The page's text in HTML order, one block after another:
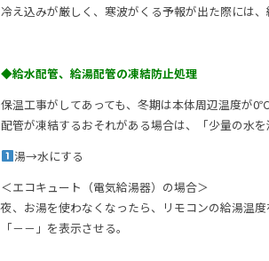
冷え込みが厳しく、寒波がくる予報が出た際には
◆給水配管、給湯配管の凍結防止処理
保温工事がしてあっても、冬期は本体周辺温度が
配管が凍結するおそれがある場合は、「少量の水を
湯→水にする
＜エコキュート（電気給湯器）の場合＞
夜、お湯を使わなくなったら、リモコンの給湯温
「－－」を表示させる。